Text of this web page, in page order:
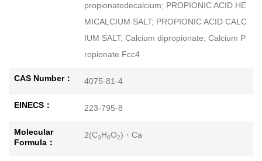
propionatedecalcium; PROPIONIC ACID HE
MICALCIUM SALT; PROPIONIC ACID CALC
IUM SALT; Calcium dipropionate; Calcium P
ropionate Fcc4
CAS Number： 4075-81-4
EINECS： 223-795-8
Molecular
Formula：
2(C3H6O2)・Ca